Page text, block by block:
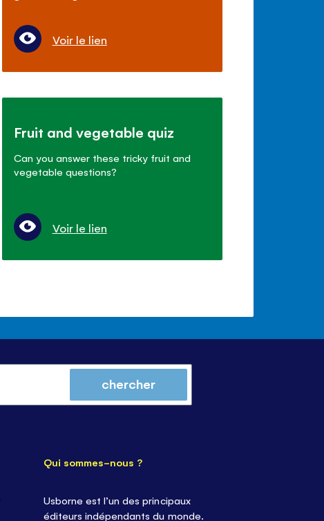
Voir le lien
Fruit and vegetable quiz
Can you answer these tricky fruit and
vegetable questions?
Voir le lien
chercher
Qui sommes-nous ?
Usborne est l’un des principaux
éditeurs indépendants du monde.